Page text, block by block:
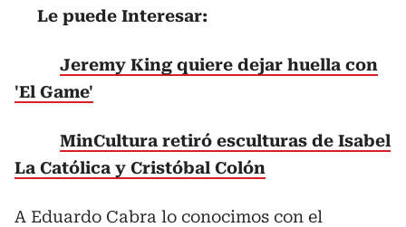
Le puede Interesar:
Jeremy King quiere dejar huella con
'El Game'
MinCultura retiró esculturas de Isabel
La Católica y Cristóbal Colón
A Eduardo Cabra lo conocimos con el